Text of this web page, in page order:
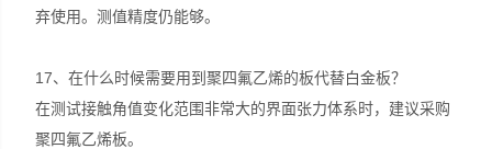
弃使用。测值精度仍能够。
17、在什么时候需要用到聚四氟乙烯的板代替白金板？
在测试接触角值变化范围非常大的界面张力体系时，建议采购
聚四氟乙烯板。